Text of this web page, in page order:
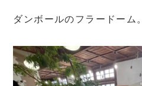
ダンボールのフラードーム。